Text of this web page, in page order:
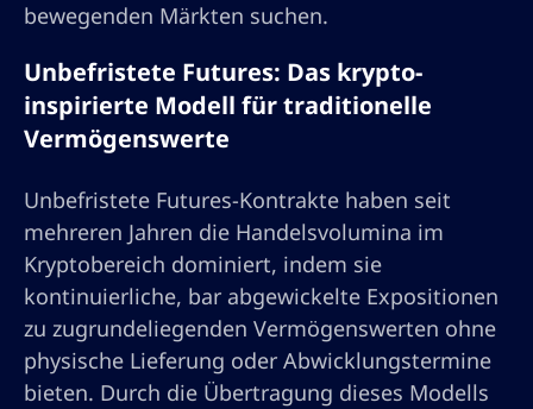
bewegenden Märkten suchen.
Unbefristete Futures: Das krypto-
inspirierte Modell für traditionelle
Vermögenswerte
Unbefristete Futures-Kontrakte haben seit
mehreren Jahren die Handelsvolumina im
Kryptobereich dominiert, indem sie
kontinuierliche, bar abgewickelte Expositionen
zu zugrundeliegenden Vermögenswerten ohne
physische Lieferung oder Abwicklungstermine
bieten. Durch die Übertragung dieses Modells